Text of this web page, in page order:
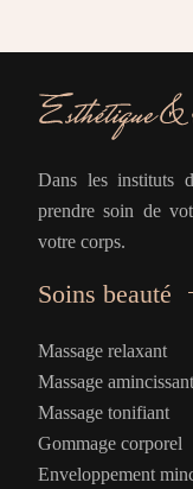
Dans les instituts
prendre soin de
votre corps.
Soins beauté
Massage relaxant
Massage amincissant
Massage tonifiant
Gommage corporel
Enveloppement